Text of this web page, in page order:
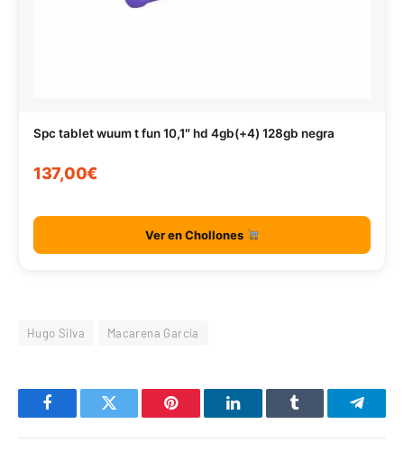
Spc tablet wuum t fun 10,1″ hd 4gb(+4) 128gb negra
137,00€
Ver en Chollones
Hugo Silva Macarena García
FacebookTwitter Pinterest LinkedInTumblr